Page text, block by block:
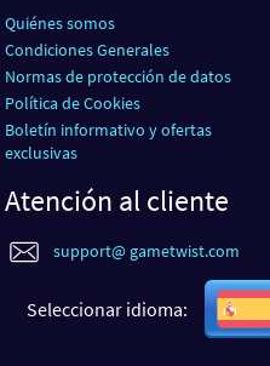
Quiénes somos
Condiciones Generales
Normas de protección de datos
Política de Cookies
Boletín informativo y ofertas
exclusivas
Atención al cliente
support@ gametwist.com
Seleccionar idioma: